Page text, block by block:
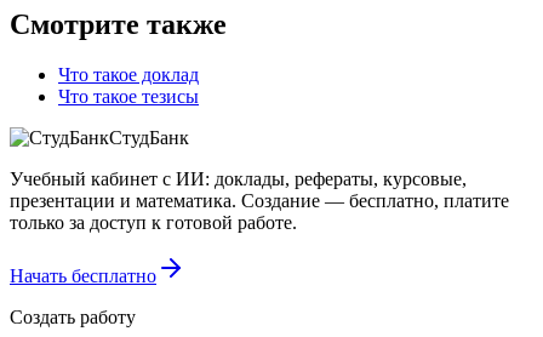
Смотрите также
Что такое доклад
Что такое тезисы
СтудБанк
Учебный кабинет с ИИ: доклады, рефераты, курсовые,
презентации и математика. Создание — бесплатно, платите
только за доступ к готовой работе.
Начать бесплатно
Создать работу